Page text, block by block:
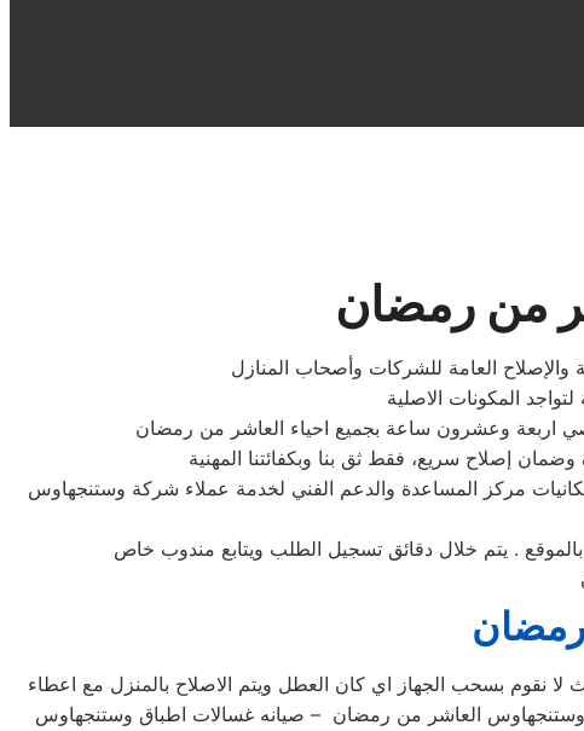
من رمضان
العامة للشركات وأصحاب المنازل
مركز المساعدة والدعم الفني لخدمة عملاء شركة وستنجهاوس
بسحب الجهاز اي كان العطل ويتم الاصلاح بالمنزل مع اعطاء
وستنجهاوس العاشر من رمضان – صيانه غسالات اطباق وستنجهاوس